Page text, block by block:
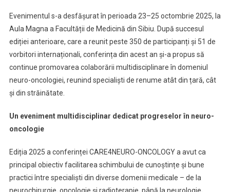
Evenimentul s-a desfășurat în perioada 23–25 octombrie 2025, la
Aula Magna a Facultății de Medicină din Sibiu. După succesul
ediției anterioare, care a reunit peste 350 de participanți și 51 de
vorbitori internaționali, conferința din acest an și-a propus să
continue promovarea colaborării multidisciplinare în domeniul
neuro-oncologiei, reunind specialiști de renume atât din țară, cât
și din străinătate.
Un eveniment multidisciplinar dedicat progreselor în neuro-
oncologie
Ediția 2025 a conferinței CARE4NEURO-ONCOLOGY a avut ca
principal obiectiv facilitarea schimbului de cunoștințe și bune
practici între specialiști din diverse domenii medicale – de la
neurochirurgie, oncologie și radioterapie, până la neurologie,